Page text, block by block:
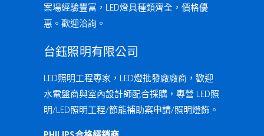
案場經驗豐富，LED燈具種類齊全，價格優
惠。歡迎洽詢。
台鈺照明有限公司
LED照明工程專家，LED燈批發廠廠商，歡迎
水電盤商與室內設計師配合採購，專營 LED照
明/LED照明工程/節能補助案申請/照明燈飾。